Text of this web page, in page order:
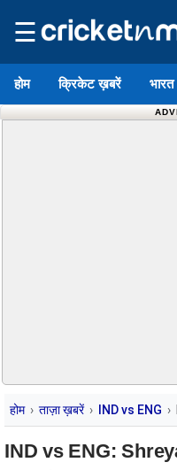
☰
होम क्रिकेट ख़बरें भारत
होम ताज़ा ख़बरें IND vs ENG
IND vs ENG: